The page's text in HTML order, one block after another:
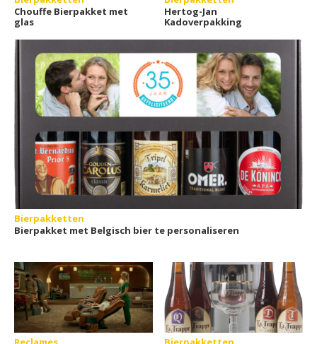
Chouffe Bierpakket met
glas
Hertog-Jan
Kadoverpakking
Bierpakketten
Bierpakket met Belgisch bier te personaliseren